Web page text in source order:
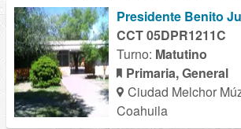
Presidente Benito
CCT 05DPR1211C
Turno: Matutino
Primaria, General
Ciudad Melchor
Coahuila